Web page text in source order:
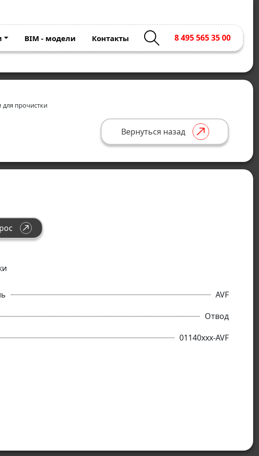
BIM - модели Контакты 8 495 565 35 00
для прочистки
Вернуться назад
AVF
Отвод
01140xxx-AVF